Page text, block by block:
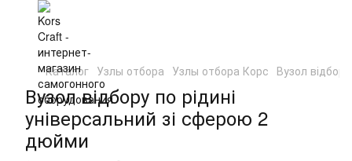
Каталог Узлы отбора Узлы отбора Корс Вузол
Вузол відбору по рідині
універсальний зі сферою 2
дюйми